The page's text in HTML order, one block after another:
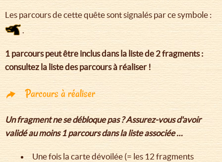
Les parcours de cette quête sont signalés par ce symbole :
.
1 parcours peut être inclus dans la liste de 2 fragments :
consultez la liste des parcours à réaliser !
Parcours à réaliser
Un fragment ne se débloque pas ? Assurez-vous d'avoir
validé au moins 1 parcours dans la liste associée …
Une fois la carte dévoilée (= les 12 fragments